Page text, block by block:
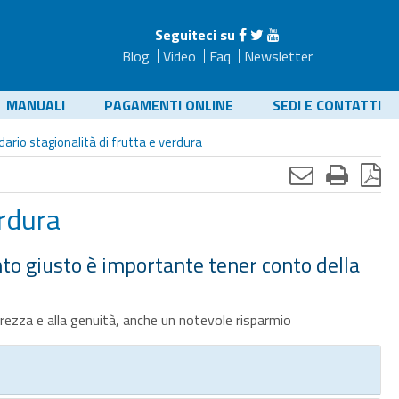
Seguiteci su
Blog
Video Faq Newsletter
MANUALI PAGAMENTI ONLINE SEDI E CONTATTI
stagionalità di frutta e verdura
giusto è importante tener conto della
e alla genuità, anche un notevole risparmio